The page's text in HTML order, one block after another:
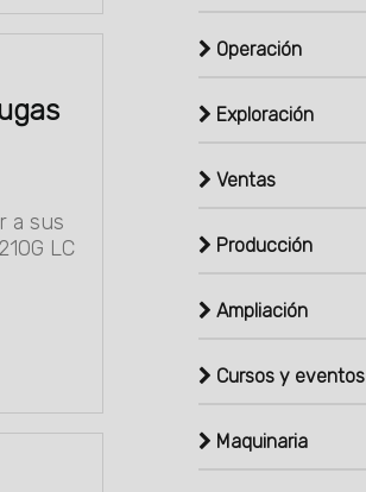
a sus
LC
Operación
Exploración
Ventas
Producción
Ampliación
Cursos y eventos
Maquinaria